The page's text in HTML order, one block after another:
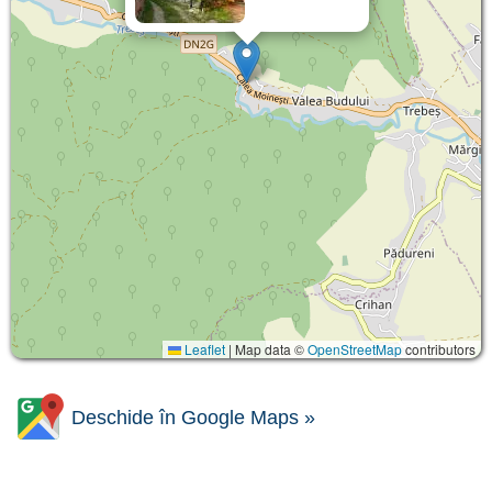
Leaflet | Map data ©OpenStreetMapcontributors
Deschide în Google Maps »